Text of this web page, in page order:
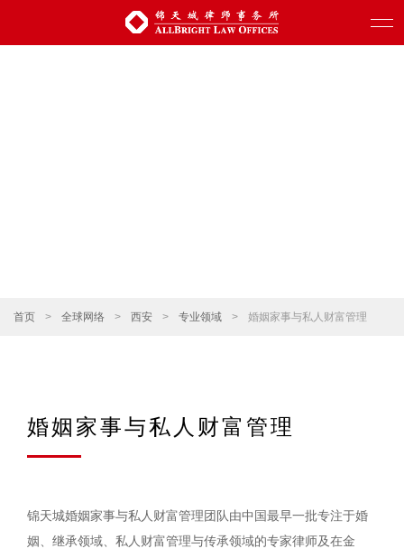
首页 > 全球网络 > 西安 > 专业领域 > 婚姻家事与私人财富管理
婚姻家事与私人财富管理
锦天城婚姻家事与私人财富管理团队由中国最早一批专注于婚
姻、继承领域、私人财富管理与传承领域的专家律师及在金